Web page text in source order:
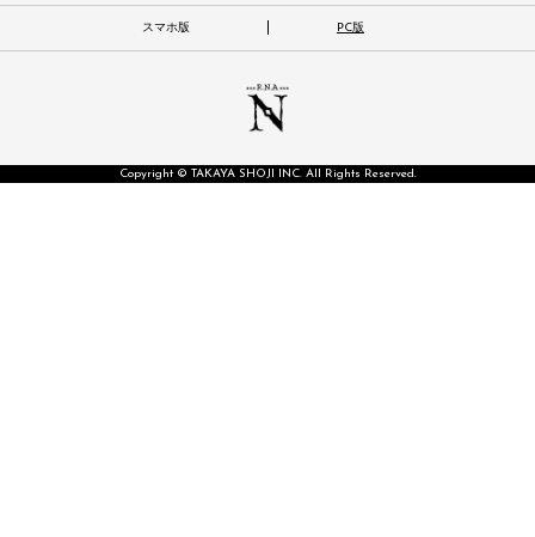
スマホ版 PC版
Copyright © TAKAYA SHOJI INC. All Rights Reserved.